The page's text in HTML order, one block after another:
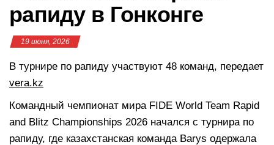
рапиду в Гонконге
19 июня, 2026
В турнире по рапиду участвуют 48 команд, передает
vera.kz
Командный чемпионат мира FIDE World Team Rapid
and Blitz Championships 2026 начался с турнира по
рапиду, где казахстанская команда Barys одержала